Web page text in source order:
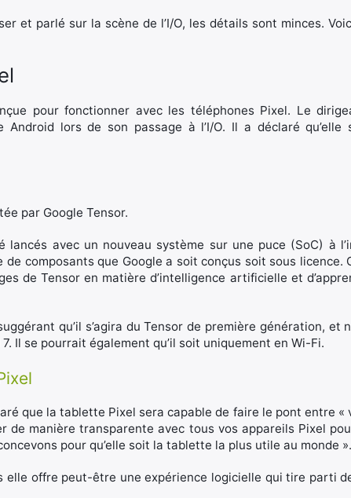
et parlé sur la scène de l’I/O, les détails sont minces.
pour fonctionner avec les téléphones Pixel. Le
lors de son passage à l’I/O. Il a déclaré qu’elle
par Google Tensor.
avec un nouveau système sur une puce (SoC) à
composants que Google a soit conçus soit sous licence.
de Tensor en matière d’intelligence artificielle et
qu’il s’agira du Tensor de première génération, et
Il se pourrait également qu’il soit uniquement en Wi-Fi.
que la tablette Pixel sera capable de faire le pont entre «
de manière transparente avec tous vos appareils Pixel
pour qu’elle soit la tablette la plus utile au monde ».
elle offre peut-être une expérience logicielle qui tire parti